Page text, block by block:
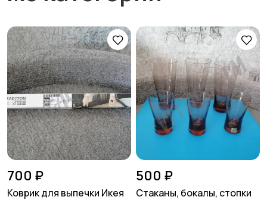
700 ₽
Коврик для выпечки Икея
500 ₽
Стаканы, бокалы, стопки